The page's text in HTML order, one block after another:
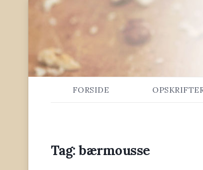
FORSIDE
Tag:bærmousse